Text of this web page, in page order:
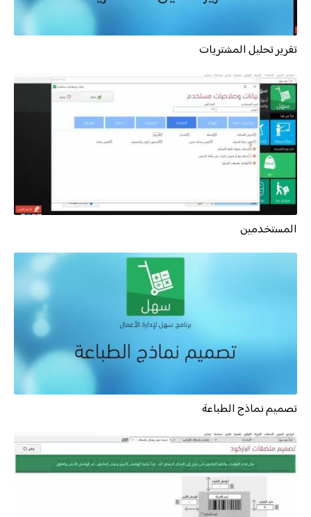
تقرير تحليل المشتريات
المستخدمين
تصميم نماذج الطباعة